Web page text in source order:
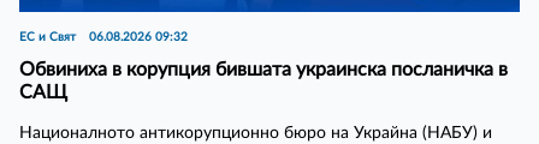
ЕС и Свят 06.08.2026 09:32
Обвиниха в корупция бившата украинска посланичка в
САЩ
Националното антикорупционно бюро на Украйна (НАБУ) и